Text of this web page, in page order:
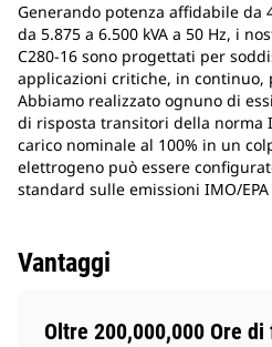
Generando potenza affidabile da
da 5.875 a 6.500 kVA a 50 Hz, i
C280-16 sono progettati per
applicazioni critiche, in continuo,
Abbiamo realizzato ognuno di
di risposta transitori della norma
carico nominale al 100% in un
elettrogeno può essere
standard sulle emissioni IMO/EPA
Vantaggi
Oltre 200,000,000 Ore